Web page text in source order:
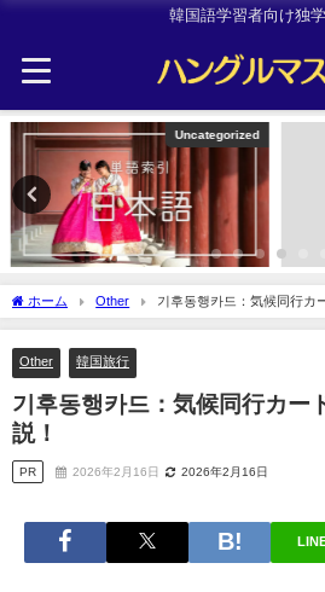
韓国語学習者向け独
Uncategorized
ホーム Other 기후동행카드：気候同行カ
Other 韓国旅行
기후동행카드：気候同行カー
説！
PR 2026年2月16日 2026年2月16日